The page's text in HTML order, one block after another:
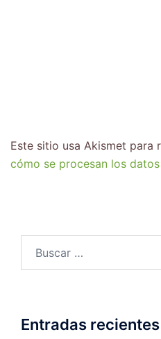
Este sitio usa Akismet para
cómo se procesan los
Entradas recientes